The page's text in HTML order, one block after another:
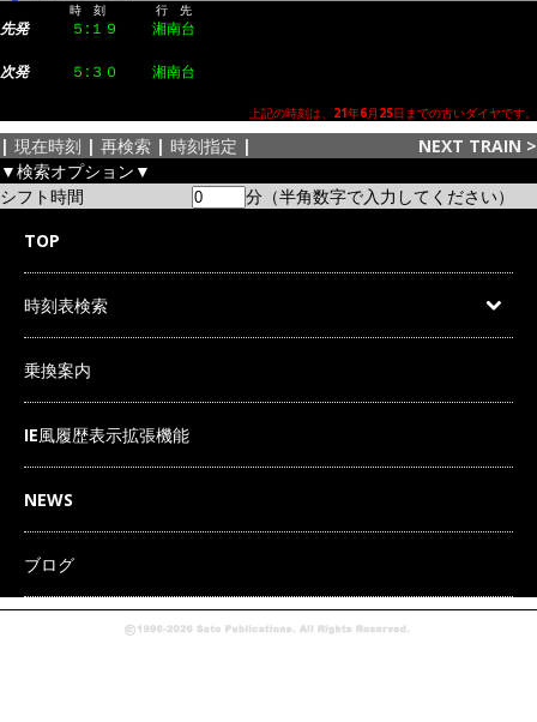
時 刻 行 先
先発 ５:１９ 湘南台
次発 ５:３０ 湘南台
上記の時刻は、21年6月25日までの古いダイヤです。
| 現在時刻 | 再検索 | 時刻指定 | NEXT TRAIN >
▼検索オプション▼
シフト時間
分（半角数字で入力してください）
TOP
時刻表検索
乗換案内
IE風履歴表示拡張機能
NEWS
ブログ